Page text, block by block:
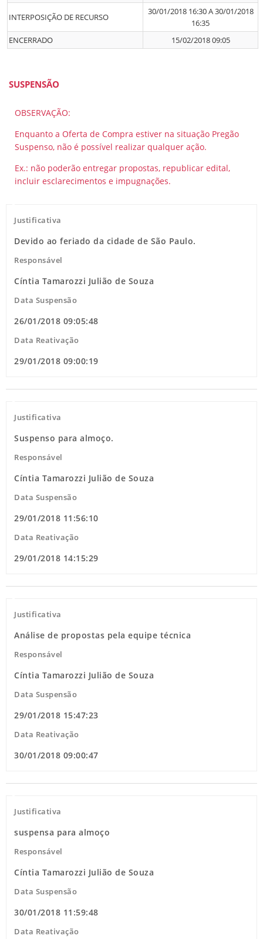
INTERPOSIÇÃO DE RECURSO
30/01/2018 16:30 A 30/01/2018
16:35
ENCERRADO
15/02/2018 09:05
SUSPENSÃO
OBSERVAÇÃO:
Enquanto a Oferta de Compra estiver na situação Pregão
Suspenso, não é possível realizar qualquer ação.
Ex.: não poderão entregar propostas, republicar edital,
incluir esclarecimentos e impugnações.
Justificativa
Devido ao feriado da cidade de São Paulo.
Responsável
Cíntia Tamarozzi Julião de Souza
Data Suspensão
26/01/2018 09:05:48
Data Reativação
29/01/2018 09:00:19
Justificativa
Suspenso para almoço.
Responsável
Cíntia Tamarozzi Julião de Souza
Data Suspensão
29/01/2018 11:56:10
Data Reativação
29/01/2018 14:15:29
Justificativa
Análise de propostas pela equipe técnica
Responsável
Cíntia Tamarozzi Julião de Souza
Data Suspensão
29/01/2018 15:47:23
Data Reativação
30/01/2018 09:00:47
Justificativa
suspensa para almoço
Responsável
Cíntia Tamarozzi Julião de Souza
Data Suspensão
30/01/2018 11:59:48
Data Reativação